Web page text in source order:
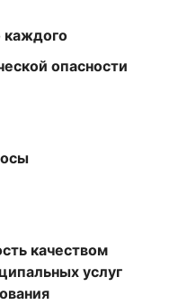
каждого
опасности
качеством
услуг